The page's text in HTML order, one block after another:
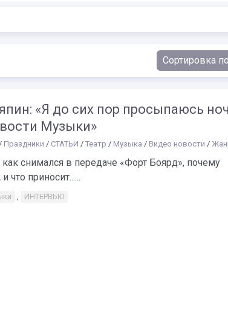
«Я до сих пор просыпаюсь
Музыки»
Праздники / СТАТЬИ / Театр / Музыка / Видео новости /
снимался в передаче «Форт Боярд», почему
что приносит......
, ИНТЕРВЬЮ